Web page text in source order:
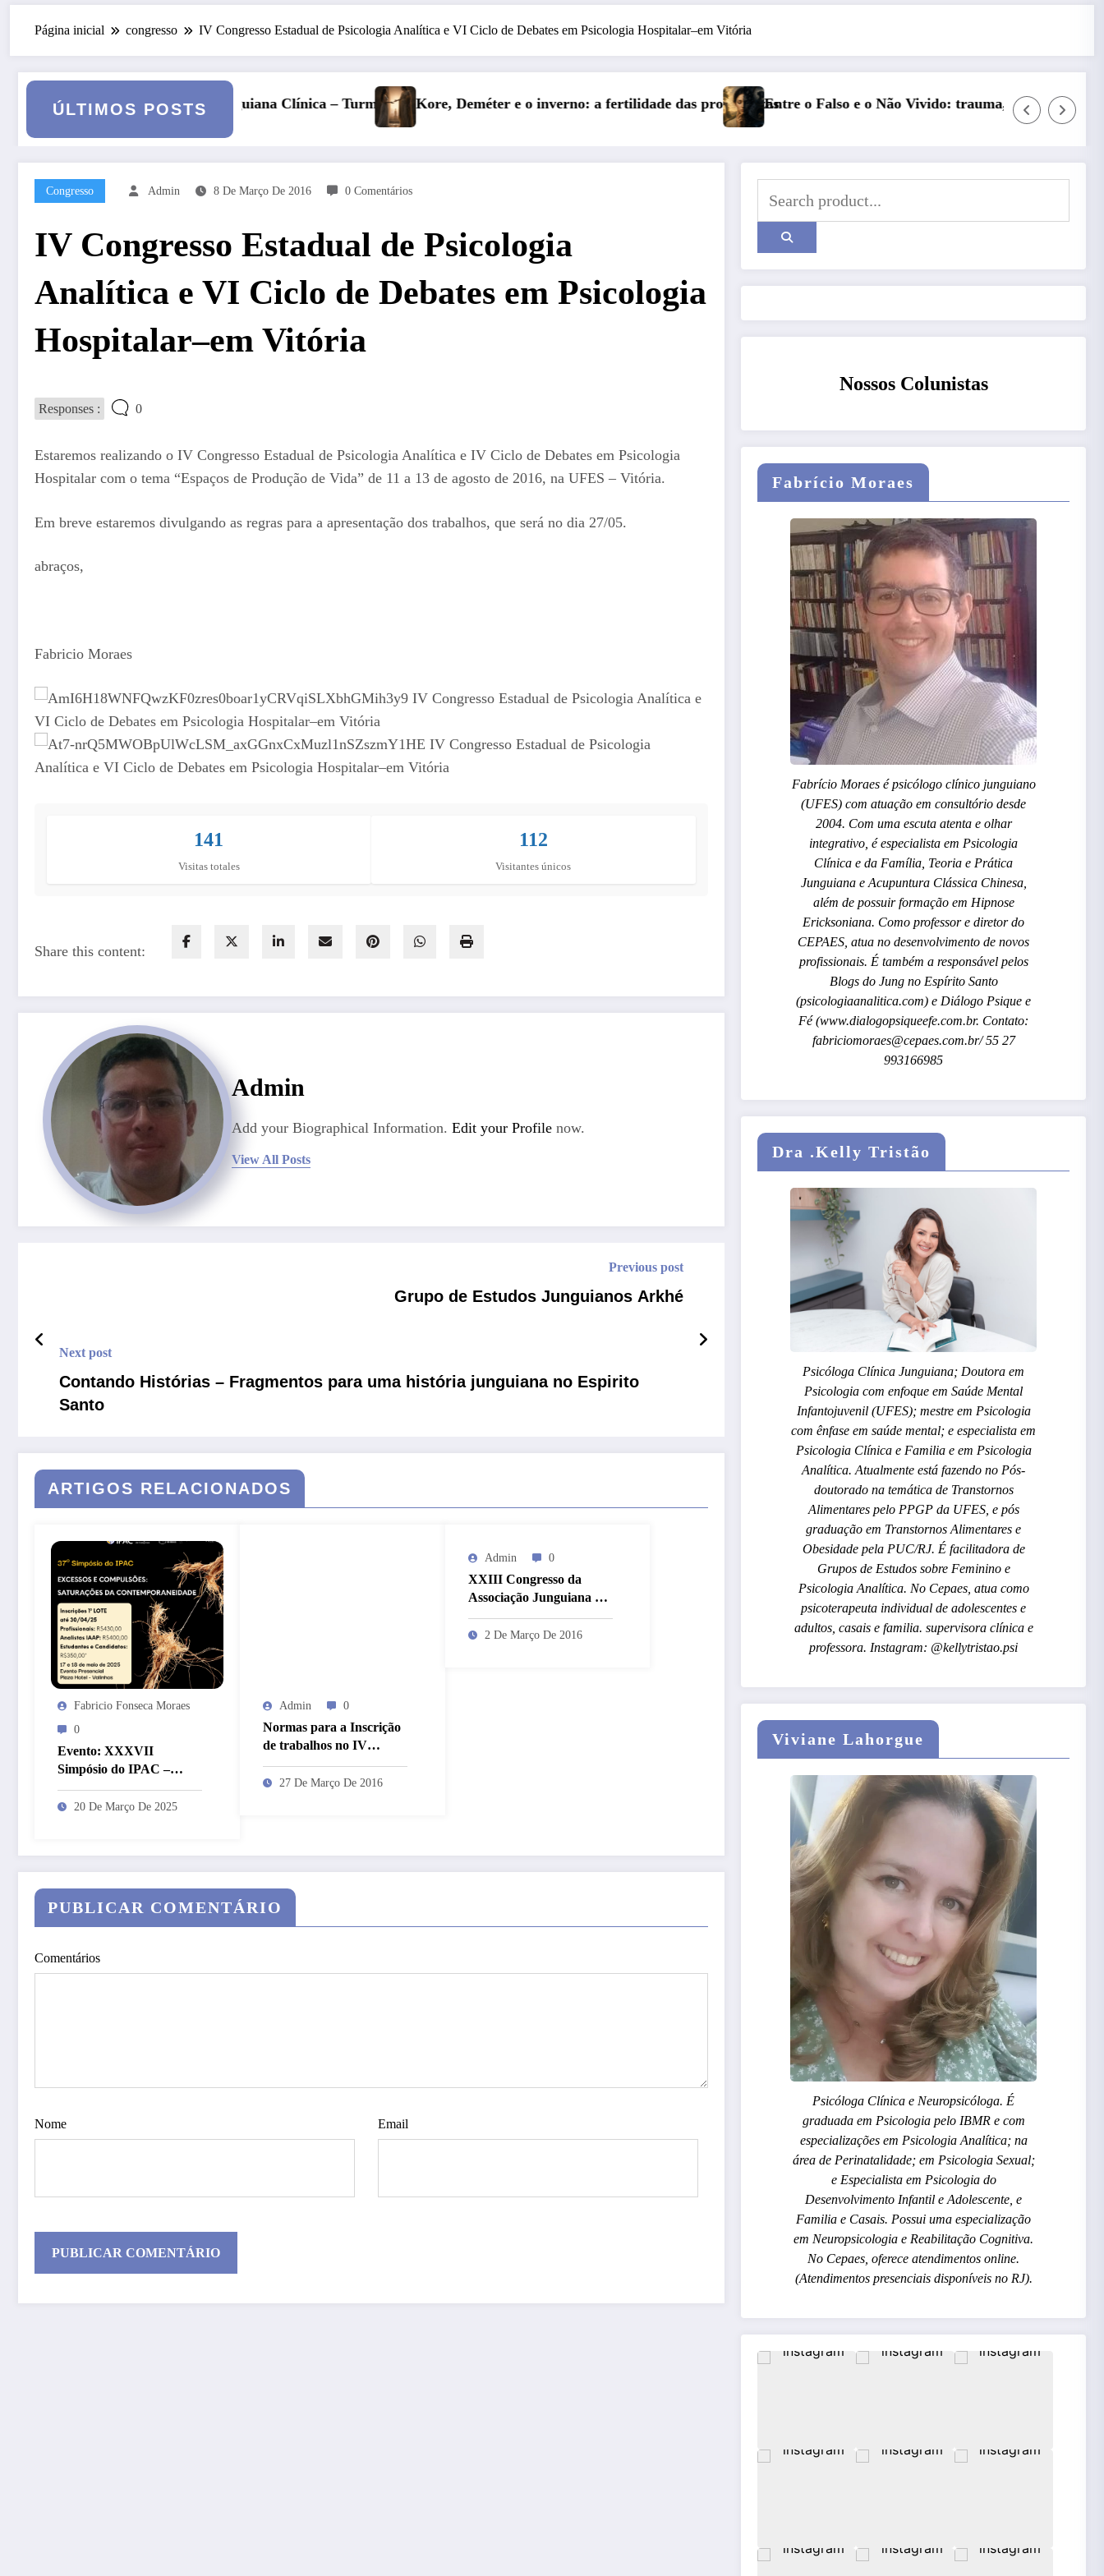
Página inicial congresso IV Congresso Estadual de Psicologia Analítica e VI Ciclo de Debates em Psicologia Hospitalar–em Vitória
ÚLTIMOS POSTS
Junguiana Clínica – Turma 6 Kore, Deméter e o inverno: a fertilidade das profundezasEntre o Falso e o Não Vivido: trauma, simbolização e cisão do self naSérie Narciso: Narcisismo
Congresso Admin 8 De Março De 2016 0 Comentários
IV Congresso Estadual de Psicologia
Analítica e VI Ciclo de Debates em Psicologia
Hospitalar–em Vitória
Responses : 0
Estaremos realizando o IV Congresso Estadual de Psicologia Analítica e IV Ciclo de Debates em Psicologia
Hospitalar com o tema “Espaços de Produção de Vida” de 11 a 13 de agosto de 2016, na UFES – Vitória.
Em breve estaremos divulgando as regras para a apresentação dos trabalhos, que será no dia 27/05.
abraços,
Fabricio Moraes
141
Visitas totales
112
Visitantes únicos
Share this content:
Admin
Add your Biographical Information. Edit your Profile now.
View All Posts
Previous post
Grupo de Estudos Junguianos Arkhé
Next post
Contando Histórias – Fragmentos para uma história junguiana no Espirito
Santo
ARTIGOS RELACIONADOS
Fabricio Fonseca Moraes
0
Evento: XXXVII
Simpósio do IPAC –
“Excessos e Compulsões:
Saturações da
20 De Março De 2025
Admin 0
Normas para a Inscrição
de trabalhos no IV
Congresso Estadual de
Psicologia Analítica e VI
27 De Março De 2016
Admin 0
XXIII Congresso da
Associação Junguiana do
Brasil -“A Práxis
Junguiana”
2 De Março De 2016
PUBLICAR COMENTÁRIO
Comentários
Nome Email
Nossos Colunistas
Fabrício Moraes
Fabrício Moraes é psicólogo clínico junguiano
(UFES) com atuação em consultório desde
2004. Com uma escuta atenta e olhar
integrativo, é especialista em Psicologia
Clínica e da Família, Teoria e Prática
Junguiana e Acupuntura Clássica Chinesa,
além de possuir formação em Hipnose
Ericksoniana. Como professor e diretor do
CEPAES, atua no desenvolvimento de novos
profissionais. É também a responsável pelos
Blogs do Jung no Espírito Santo
(psicologiaanalitica.com) e Diálogo Psique e
Fé (www.dialogopsiqueefe.com.br. Contato:
fabriciomoraes@cepaes.com.br/ 55 27
993166985
Dra .Kelly Tristão
Psicóloga Clínica Junguiana; Doutora em
Psicologia com enfoque em Saúde Mental
Infantojuvenil (UFES); mestre em Psicologia
com ênfase em saúde mental; e especialista em
Psicologia Clínica e Familia e em Psicologia
Analítica. Atualmente está fazendo no Pós-
doutorado na temática de Transtornos
Alimentares pelo PPGP da UFES, e pós
graduação em Transtornos Alimentares e
Obesidade pela PUC/RJ. É facilitadora de
Grupos de Estudos sobre Feminino e
Psicologia Analítica. No Cepaes, atua como
psicoterapeuta individual de adolescentes e
adultos, casais e familia. supervisora clínica e
professora. Instagram: @kellytristao.psi
Viviane Lahorgue
Psicóloga Clínica e Neuropsicóloga. É
graduada em Psicologia pelo IBMR e com
especializações em Psicologia Analítica; na
área de Perinatalidade; em Psicologia Sexual;
e Especialista em Psicologia do
Desenvolvimento Infantil e Adolescente, e
Familia e Casais. Possui uma especialização
em Neuropsicologia e Reabilitação Cognitiva.
No Cepaes, oferece atendimentos online.
(Atendimentos presenciais disponíveis no RJ).